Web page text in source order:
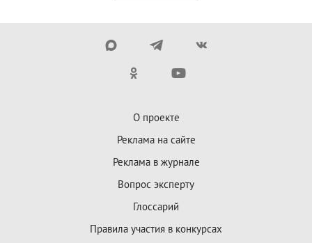
О проекте
Реклама на сайте
Реклама в журнале
Вопрос эксперту
Глоссарий
Правила участия в конкурсах